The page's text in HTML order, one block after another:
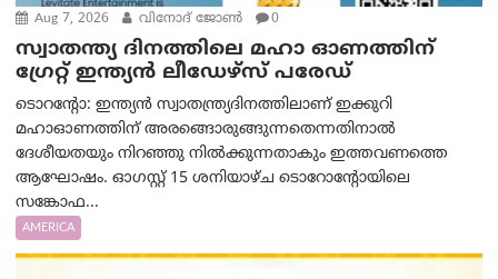
Aug 7, 2026 വിനോദ് ജോൺ 0
സ്വാതന്ത്യ ദിനത്തിലെ മഹാ ഓണത്തിന്
ഗ്രേറ്റ് ഇന്ത്യൻ ലീഡേഴ്സ് പരേഡ്
ടൊറന്റോ: ഇന്ത്യൻ സ്വാതന്ത്ര്യദിനത്തിലാണ് ഇക്കുറി
മഹാഓണത്തിന് അരങ്ങൊരുങ്ങുന്നതെന്നതിനാൽ
ദേശീയതയും നിറഞ്ഞു നിൽക്കുന്നതാകും ഇത്തവണത്തെ
ആഘോഷം. ഓഗസ്റ്റ് 15 ശനിയാഴ്ച ടൊറോന്റോയിലെ
സങ്കോഫ...
AMERICA